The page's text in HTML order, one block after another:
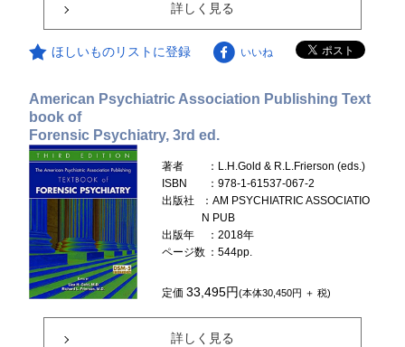
詳しく見る
ほしいものリストに登録 いいね
American Psychiatric Association Publishing Text
book of
Forensic Psychiatry, 3rd ed.
著者
：L.H.Gold & R.L.Frierson (eds.)
ISBN
：978-1-61537-067-2
出版社
：AM PSYCHIATRIC ASSOCIATIO
N PUB
出版年
：2018年
ページ数 ：544pp.
定価33,495円(本体30,450円 ＋ 税)
詳しく見る